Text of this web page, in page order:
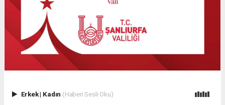
Erkek| Kadın (Haberi Sesli Oku)